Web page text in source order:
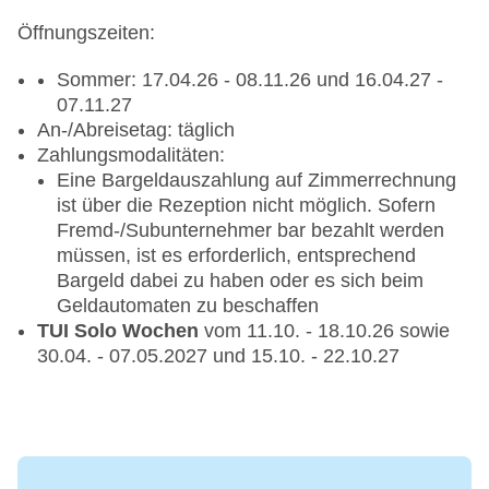
Fortgeschrittene Bogenschützen und
mitbringen und nutzen
Tennis
Ausstattung:
12 Tennisplätze (Quarzsand), davon 5 mit
Flutlicht
Tennisbar (zeitweise geöffnet)
Tennisschule*
HEAD Rackets-Testkontingente (Testen aktueller
Schläger-Modelle im Rahmen einer
Öffnungszeiten:
Sommer: 17.04.26 - 08.11.26 und 16.04.27 -
07.11.27
An-/Abreisetag: täglich
Zahlungsmodalitäten:
Eine Bargeldauszahlung auf Zimmerrechnung
ist über die Rezeption nicht möglich. Sofern
Fremd-/Subunternehmer bar bezahlt werden
müssen, ist es erforderlich, entsprechend
Bargeld dabei zu haben oder es sich beim
Geldautomaten zu beschaffen
TUI Solo Wochen vom 11.10. - 18.10.26 sowie
30.04. - 07.05.2027 und 15.10. - 22.10.27